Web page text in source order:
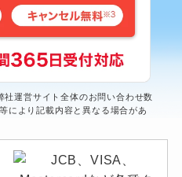
運営サイト全体のお問い合わせ数
より記載内容と異なる場合があ